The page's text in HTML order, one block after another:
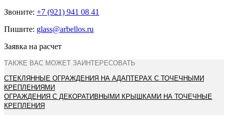
Звоните: +7 (921) 941 08 41
Пишите: glass@arbellos.ru
Заявка на расчет
ТАКЖЕ ВАС МОЖЕТ ЗАИНТЕРЕСОВАТЬ
СТЕКЛЯННЫЕ ОГРАЖДЕНИЯ НА АДАПТЕРАХ С ТОЧЕЧНЫМИ
КРЕПЛЕНИЯМИ
ОГРАЖДЕНИЯ С ДЕКОРАТИВНЫМИ КРЫШКАМИ НА ТОЧЕЧНЫЕ
КРЕПЛЕНИЯ